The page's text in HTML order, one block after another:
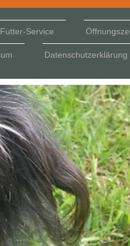
Futter-Service
Datenschutzerklärung